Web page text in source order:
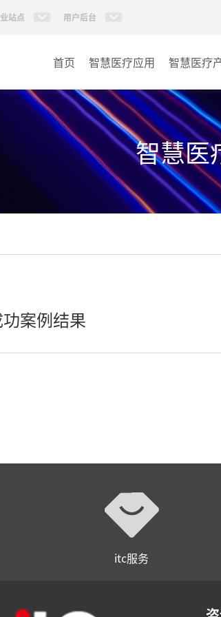
站点 用户后台
首页 智慧医疗应用 智慧医疗
病房视
AI智慧导医
AI智慧手
AI智慧
智慧医
案例结果
itc服务